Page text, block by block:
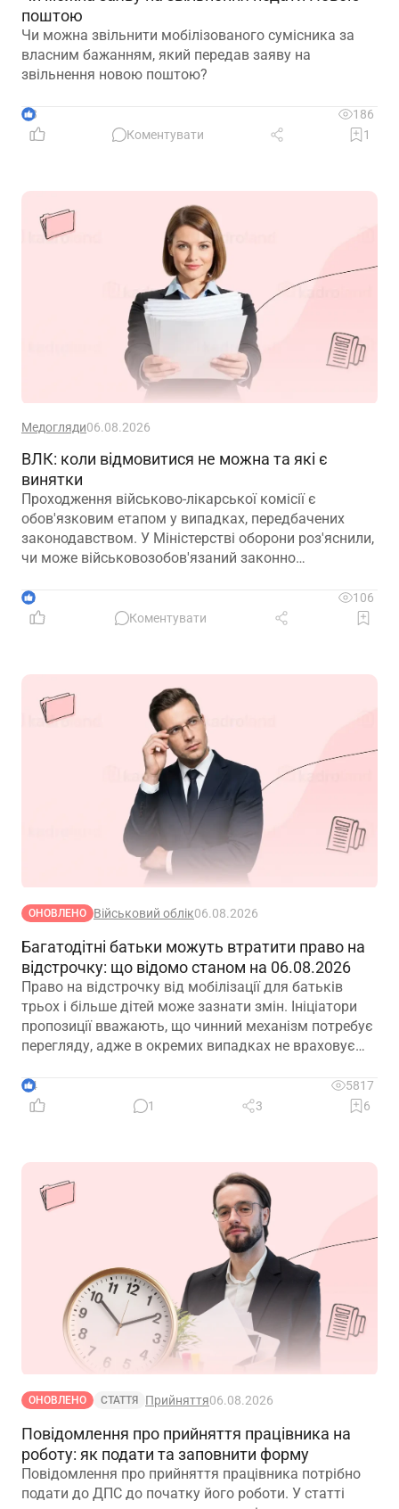
поштою
Чи можна звільнити мобілізованого сумісника за
власним бажанням, який передав заяву на
звільнення новою поштою?
3
186
Коментувати
1
Медогляди06.08.2026
ВЛК: коли відмовитися не можна та які є
винятки
Проходження військово-лікарської комісії є
обов'язковим етапом у випадках, передбачених
законодавством. У Міністерстві оборони роз'яснили,
чи може військовозобов'язаний законно
матиме така відмова та що робити, якщо особа не
погоджується з направленням на ВЛК
1
106
Коментувати
ОНОВЛЕНО Військовий облік06.08.2026
Багатодітні батьки можуть втратити право на
відстрочку: що відомо станом на 06.08.2026
Право на відстрочку від мобілізації для батьків
трьох і більше дітей може зазнати змін. Ініціатори
пропозиції вважають, що чинний механізм потребує
перегляду, адже в окремих випадках не враховує
дітей. Водночас вже з’явилися перші офіційні
коментарі
4
5817
1
3 6
ОНОВЛЕНО СТАТТЯ Прийняття06.08.2026
Повідомлення про прийняття працівника на
роботу: як подати та заповнити форму
Повідомлення про прийняття працівника потрібно
подати до ДПС до початку його роботи. У статті